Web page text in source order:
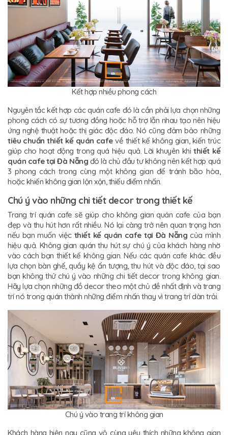
Kết hợp nhiều phong cách
Nguyên tắc kết hợp các quán cafe đó là cần phải lựa chọn những
phong cách có sự tương đồng hoặc hỗ trợ lẫn nhau tạo nên hiệu
ứng nghệ thuật hoặc thị giác độc đáo. Nó cũng đảm bảo những
tiêu chuẩn thiết kế quán cafevề thiết kế không gian, kiến trúc
giúp cho hoạt động trong quá hiệu quả. Lời khuyên khithiết kế
quán cafe tại Đà Nẵng đó là chủ đầu tư không nên kết hợp quá
3 phong cách trong cùng một không gian để tránh bão hòa,
hoặc khiến không gian lộn xộn, thiếu điểm nhấn.
Chú ý vào những chi tiết decor trong thiết kế
Trang trí quán cafe sẽ giúp cho không gian quán cafe của bạn
đẹp và thu hút hơn rất nhiều. Nó lại càng trở nên quan trọng hơn
nếu bạn muốn việc thiết kế quán cafe tại Đà Nẵng của mình
hiệu quả. Không gian quán thu hút sự chú ý của khách hàng nhờ
vào cách bạn thiết kế không gian. Nếu các quán cafe khác đều
lựa chọn bàn ghế, quầy kệ ấn tượng, thu hút và độc đáo, tại sao
bạn không thử chú ý vào những chi tiết decor trong không gian.
Hãy lựa chọn những đồ decor theo một chủ đề nhất định và trang
trí nó trong quán thành những điểm nhấn thay vì trang trí dàn trải.
Chú ý vào trang trí không gian
Khách hàng hiện nay cũng vô cùng yêu thích những không gian